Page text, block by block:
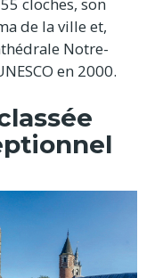
cloches, son
de la ville et,
Notre-
en 2000.